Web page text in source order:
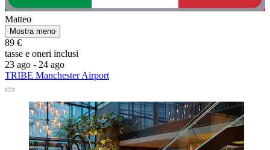
Matteo
Mostra meno
89 €
tasse e oneri inclusi
23 ago - 24 ago
TRIBE Manchester Airport